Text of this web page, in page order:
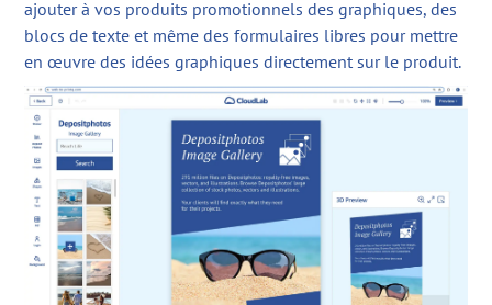
ajouter à vos produits promotionnels des graphiques, des
blocs de texte et même des formulaires libres pour mettre
en œuvre des idées graphiques directement sur le produit.